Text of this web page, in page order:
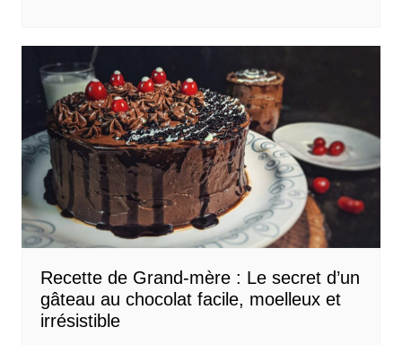
Recette de Grand-mère : Le secret d’un
gâteau au chocolat facile, moelleux et
irrésistible